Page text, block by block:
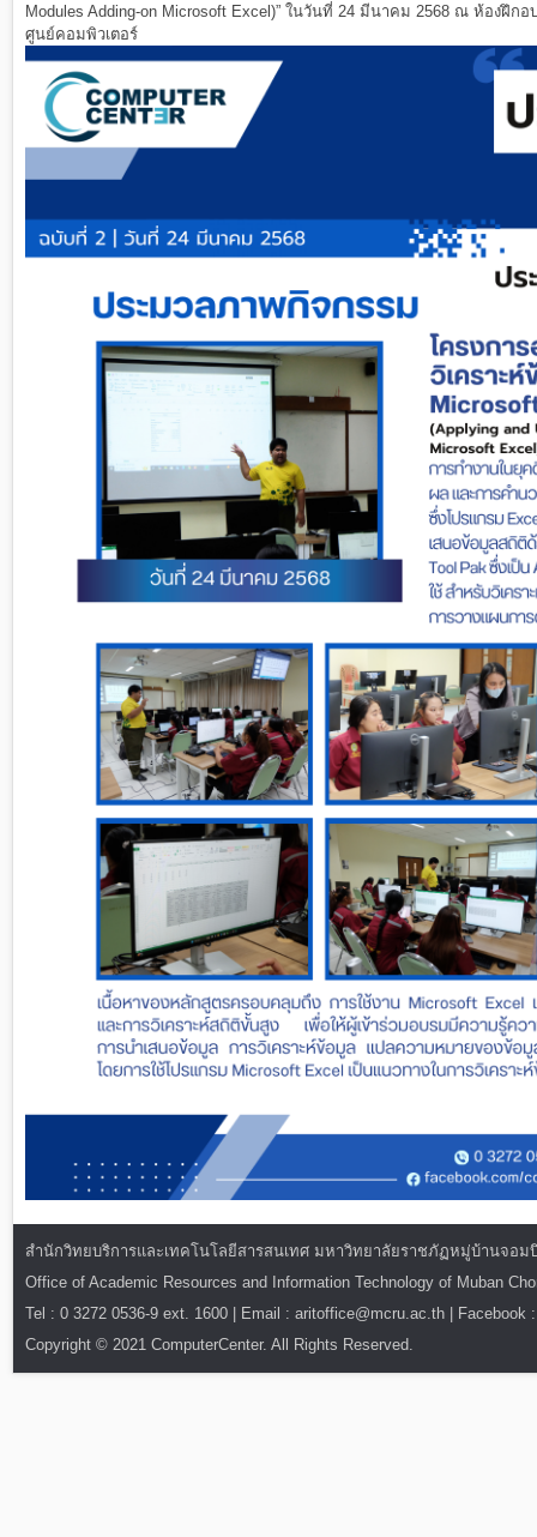
Modules Adding-on Microsoft Excel)” ในวันที่ 24 มีนาคม 2568 ณ ห้องฝึกอ
ศูนย์คอมพิวเตอร์
สำนักวิทยบริการและเทคโนโลยีสารสนเทศ มหาวิทยาลัยราชภัฏหมู่บ้านจอ
Office of Academic Resources and Information Technology of Muban
Tel : 0 3272 0536-9 ext. 1600 | Email : aritoffice@mcru.ac.th | Facebook
Copyright © 2021 ComputerCenter. All Rights Reserved.